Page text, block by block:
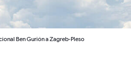
Ben Gurión a Zagreb-Pleso